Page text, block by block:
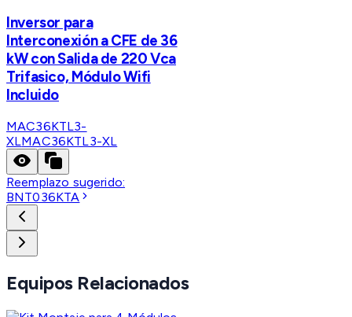
Inversor para
Interconexión a CFE de 36
kW con Salida de 220 Vca
Trifasico, Módulo Wifi
Incluido
MAC36KTL3-
XLMAC36KTL3-XL
Reemplazo sugerido:
BNT036KTA
Equipos Relacionados